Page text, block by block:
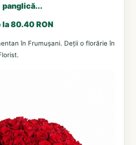
panglică...
la 80.40 RON
în Frumușani. Deții o florărie în